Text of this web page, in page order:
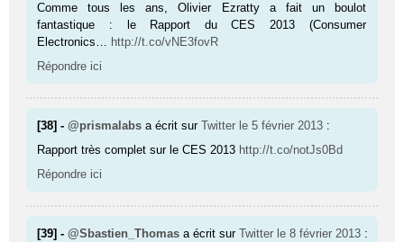
Comme tous les ans, Olivier Ezratty a fait un boulot
fantastique : le Rap­port du CES 2013 (Consumer
Electronics… http://t.co/vNE3fovR
Répondre ici
[38] -@prismalabs a écrit surTwitter le 5 février 2013 :
Rapport très complet sur le CES 2013 http://t.co/notJs0Bd
Répondre ici
[39] -@Sbastien_Thomas a écrit surTwitter le 8 février 2013 :